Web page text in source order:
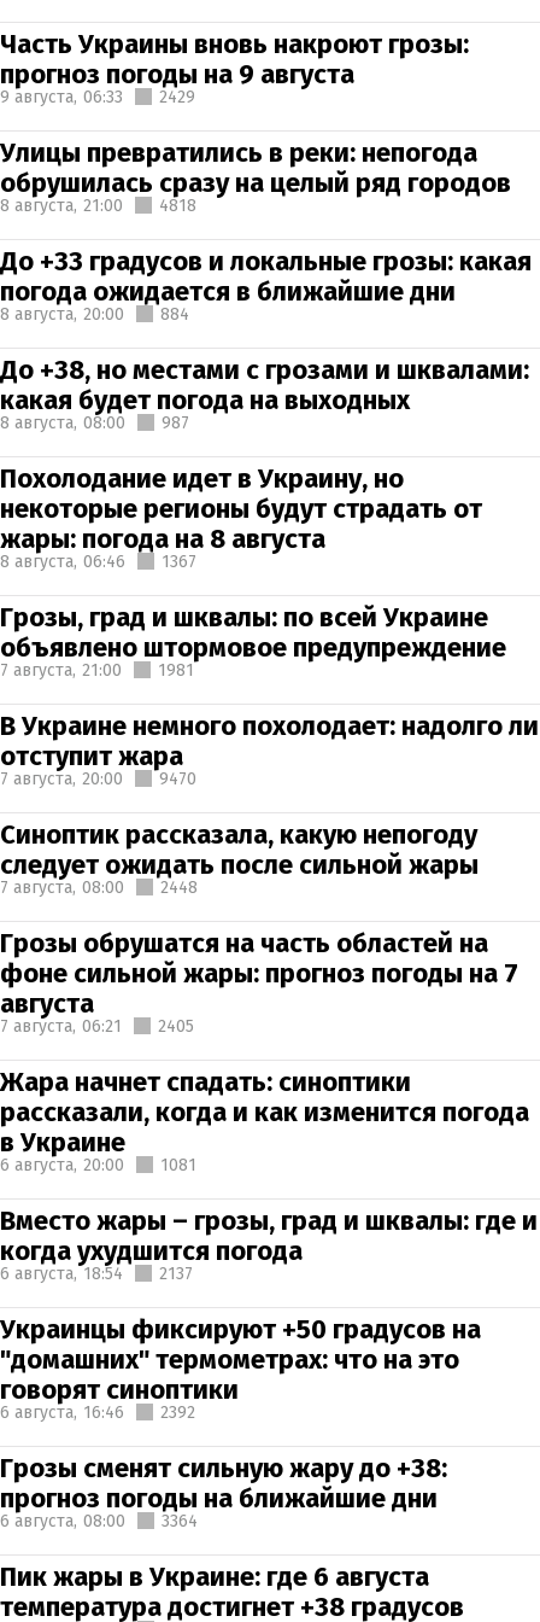
Часть Украины вновь накроют грозы:
прогноз погоды на 9 августа
9 августа, 06:33 2429
Улицы превратились в реки: непогода
обрушилась сразу на целый ряд городов
8 августа, 21:00 4818
До +33 градусов и локальные грозы: какая
погода ожидается в ближайшие дни
8 августа, 20:00 884
До +38, но местами с грозами и шквалами:
какая будет погода на выходных
8 августа, 08:00 987
Похолодание идет в Украину, но
некоторые регионы будут страдать от
жары: погода на 8 августа
8 августа, 06:46 1367
Грозы, град и шквалы: по всей Украине
объявлено штормовое предупреждение
7 августа, 21:00 1981
В Украине немного похолодает: надолго ли
отступит жара
7 августа, 20:00 9470
Синоптик рассказала, какую непогоду
следует ожидать после сильной жары
7 августа, 08:00 2448
Грозы обрушатся на часть областей на
фоне сильной жары: прогноз погоды на 7
августа
7 августа, 06:21 2405
Жара начнет спадать: синоптики
рассказали, когда и как изменится погода
в Украине
6 августа, 20:00 1081
Вместо жары – грозы, град и шквалы: где и
когда ухудшится погода
6 августа, 18:54 2137
Украинцы фиксируют +50 градусов на
"домашних" термометрах: что на это
говорят синоптики
6 августа, 16:46 2392
Грозы сменят сильную жару до +38:
прогноз погоды на ближайшие дни
6 августа, 08:00 3364
Пик жары в Украине: где 6 августа
температура достигнет +38 градусов